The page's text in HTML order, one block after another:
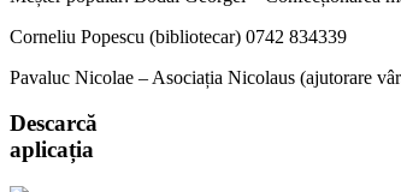
Corneliu Popescu (bibliotecar) 0742 834339
Pavaluc Nicolae – Asociația Nicolaus (ajutorare
Descarcă
aplicația